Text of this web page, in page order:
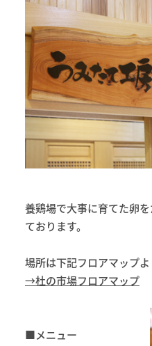
養鶏場で大事に育てた卵
ております。
場所は下記フロアマップよ
→杜の市場フロアマップ
■メニュー